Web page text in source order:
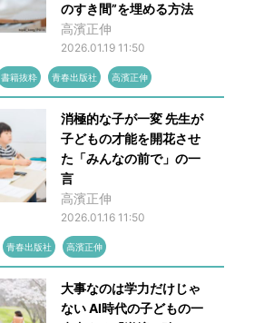
のすき間”を埋める方法
高濱正伸
2026.01.19 11:50
書籍抜粋 青春出版社 高濱正伸
消極的な子が一変 先生が
子どもの才能を開花させ
た「みんなの前で」の一
言
高濱正伸
2026.01.16 11:50
青春出版社 高濱正伸
大事なのは学力だけじゃ
ない AI時代の子どもの一